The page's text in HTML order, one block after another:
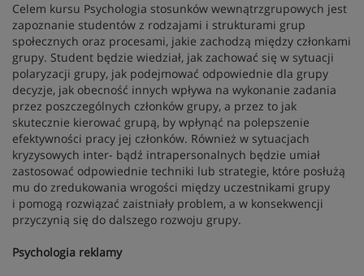
Celem kursu Psychologia stosunków wewnątrzgrupowych jest
zapoznanie studentów z rodzajami i strukturami grup
społecznych oraz procesami, jakie zachodzą między członkami
grupy. Student będzie wiedział, jak zachować się w sytuacji
polaryzacji grupy, jak podejmować odpowiednie dla grupy
decyzje, jak obecność innych wpływa na wykonanie zadania
przez poszczególnych członków grupy, a przez to jak
skutecznie kierować grupą, by wpłynąć na polepszenie
efektywności pracy jej członków. Również w sytuacjach
kryzysowych inter- bądź intrapersonalnych będzie umiał
zastosować odpowiednie techniki lub strategie, które posłużą
mu do zredukowania wrogości między uczestnikami grupy
i pomogą rozwiązać zaistniały problem, a w konsekwencji
przyczynią się do dalszego rozwoju grupy.
Psychologia reklamy